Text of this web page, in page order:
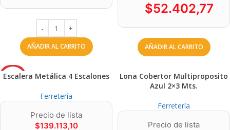
AÑADIR AL CARRITO
$52.402,77
AÑADIR AL CARRITO
AGOT
ADO
Escalera Metálica 4 Escalones
Ferretería
Precio de lista
$139.113,10
Lona Cobertor Multiproposito
Azul 2×3 Mts.
Ferretería
Precio de lista